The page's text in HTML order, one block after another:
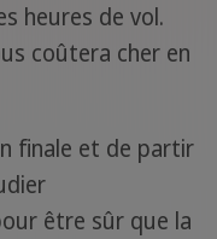
heures de vol.
coûtera cher en
finale et de partir
être sûr que la